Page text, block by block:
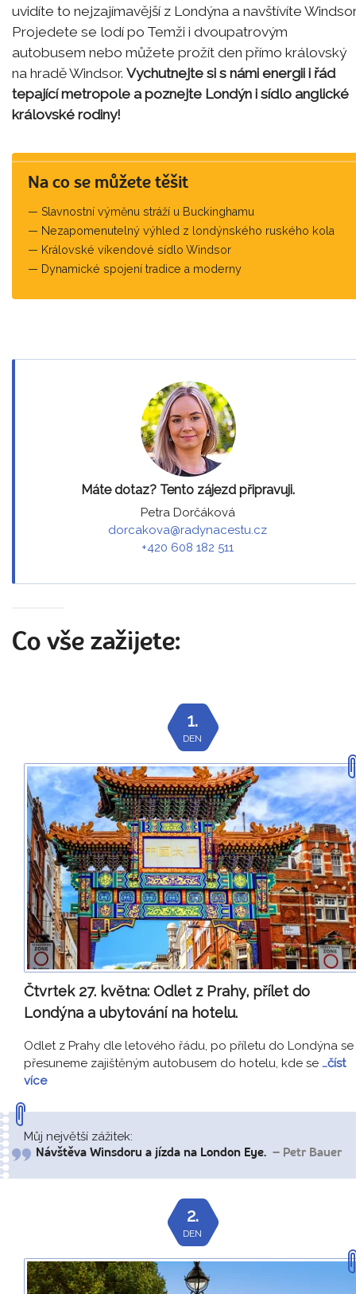
uvidíte to nejzajímavější z Londýna a navštívíte
Projedete se lodí po Temži i dvoupatrovým
autobusem nebo můžete prožít den přímo královský
na hradě Windsor. Vychutnejte si s námi energii i řád
tepající metropole a poznejte Londýn i sídlo anglické
královské rodiny!
Na co se můžete těšit
Slavnostní výměnu stráží u Buckinghamu
Nezapomenutelný výhled z londýnského ruského kola
Královské víkendové sídlo Windsor
Dynamické spojení tradice a moderny
Máte dotaz? Tento zájezd připravuji.
Petra Dorčáková
dorcakova@radynacestu.cz
+420 608 182 511
Co vše zažijete:
1.
DEN
Čtvrtek 27. května: Odlet z Prahy, přílet do
Londýna a ubytování na hotelu.
Odlet z Prahy dle letového řádu, po příletu do Londýna se
přesuneme zajištěným autobusem do hotelu, kde se …číst
více
Můj největší zážitek:
Návštěva Winsdoru a jízda na London Eye. – Petr Bauer
2.
DEN